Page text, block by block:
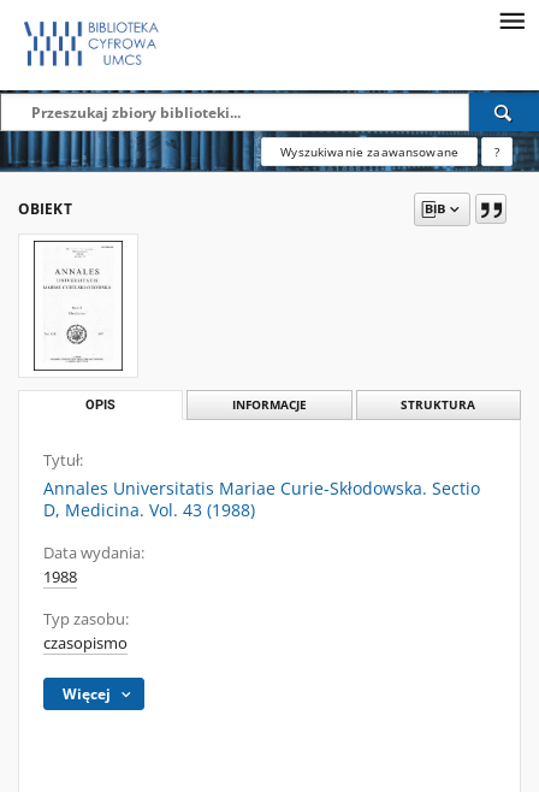
Wyszukiwanie zaawansowane ?
OBIEKT
OPIS INFORMACJE STRUKTURA
Tytuł:
Annales Universitatis Mariae Curie-Skłodowska. Sectio
D, Medicina. Vol. 43 (1988)
Data wydania:
1988
Typ zasobu:
czasopismo
Więcej